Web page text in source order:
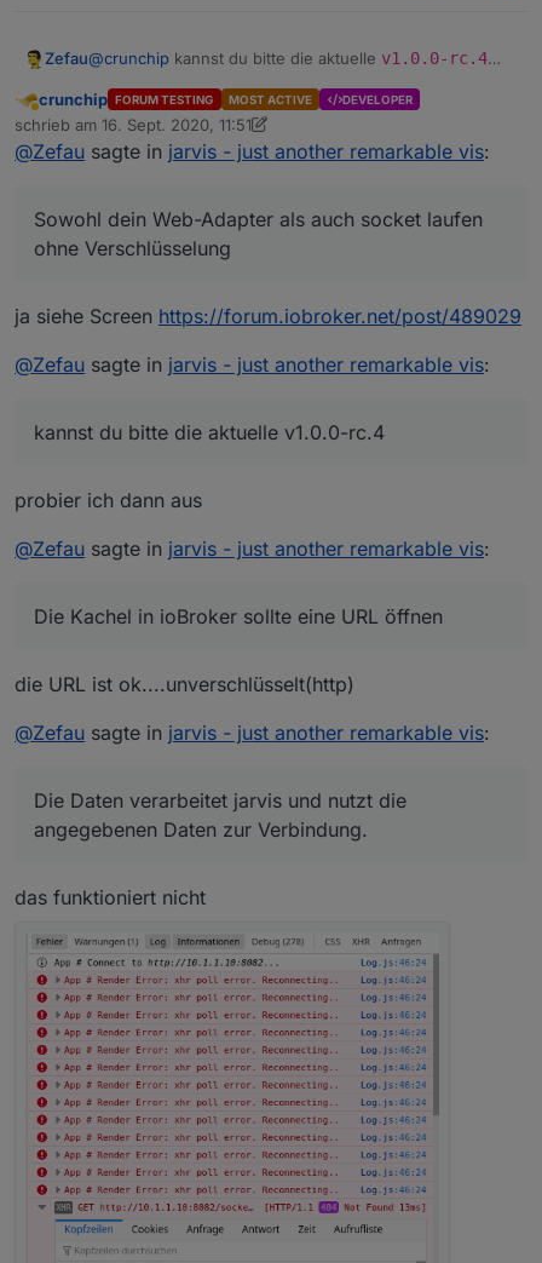
Zefau@crunchip kannst du bitte die aktuelle v1.0.0-rc.4
Noch eine Frage: Sowohl dein Web-Adapter als auch
socket laufen ohne Verschlüsselung (
Die Kachel in ioBroker sollte eine URL öffnen, die
Die Daten verarbeitet jarvis und nutzt die
sollten diese Daten in der Konsole erscheinen:
Abwesend
crunchip FORUM TESTING MOST ACTIVE DEVELOPER
schrieb am 16. Sept. 2020, 11:51
zuletzt editiert von crunchip
@Zefau sagte in jarvis - just another remarkable vis:
Sowohl dein Web-Adapter als auch socket laufen
ohne Verschlüsselung
ja siehe Screen https://forum.iobroker.net/post/489029
@Zefau sagte in jarvis - just another remarkable vis:
kannst du bitte die aktuelle v1.0.0-rc.4
probier ich dann aus
@Zefau sagte in jarvis - just another remarkable vis:
Die Kachel in ioBroker sollte eine URL öffnen
die URL ist ok....unverschlüsselt(http)
@Zefau sagte in jarvis - just another remarkable vis:
Die Daten verarbeitet jarvis und nutzt die
angegebenen Daten zur Verbindung.
das funktioniert nicht